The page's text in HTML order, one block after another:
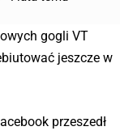
gogli VT
jeszcze w
przeszedł